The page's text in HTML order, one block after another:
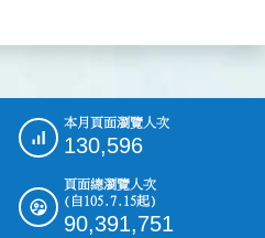
本月頁面瀏覽人次
130,596
頁面總瀏覽人次
(自105.7.15起)
90,391,751